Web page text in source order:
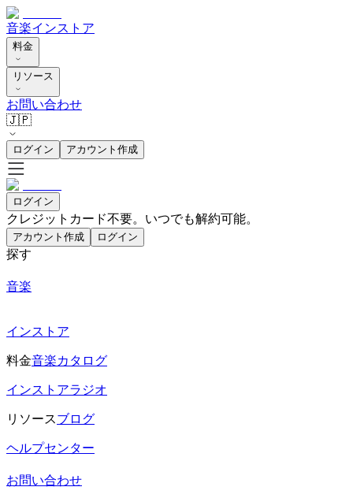
音楽インストア
料金
リソース
お問い合わせ
🇯🇵
ログイン アカウント作成
ログイン
クレジットカード不要。いつでも解約可能。
アカウント作成 ログイン
探す
音楽
インストア
料金音楽カタログ
インストアラジオ
リソースブログ
ヘルプセンター
お問い合わせ